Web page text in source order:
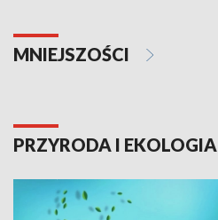
MNIEJSZOŚCI
PRZYRODA I EKOLOGIA